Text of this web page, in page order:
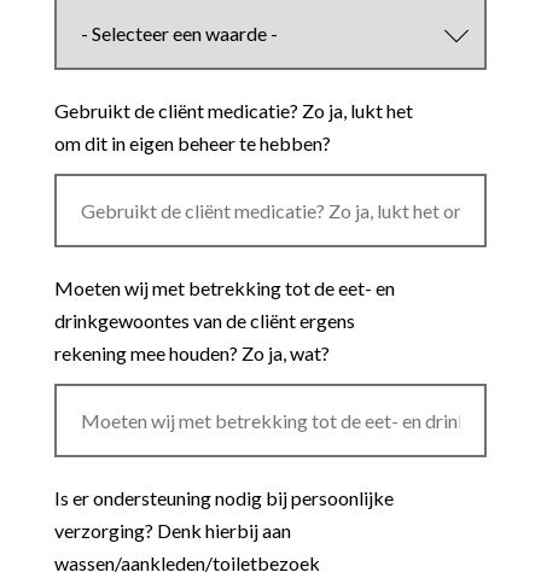
Gebruikt de cliënt medicatie? Zo ja, lukt het
om dit in eigen beheer te hebben?
Moeten wij met betrekking tot de eet- en
drinkgewoontes van de cliënt ergens
rekening mee houden? Zo ja, wat?
Is er ondersteuning nodig bij persoonlijke
verzorging? Denk hierbij aan
wassen/aankleden/toiletbezoek